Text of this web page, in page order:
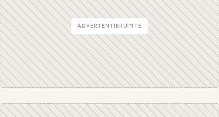
ADVERTENTIERUIMTE